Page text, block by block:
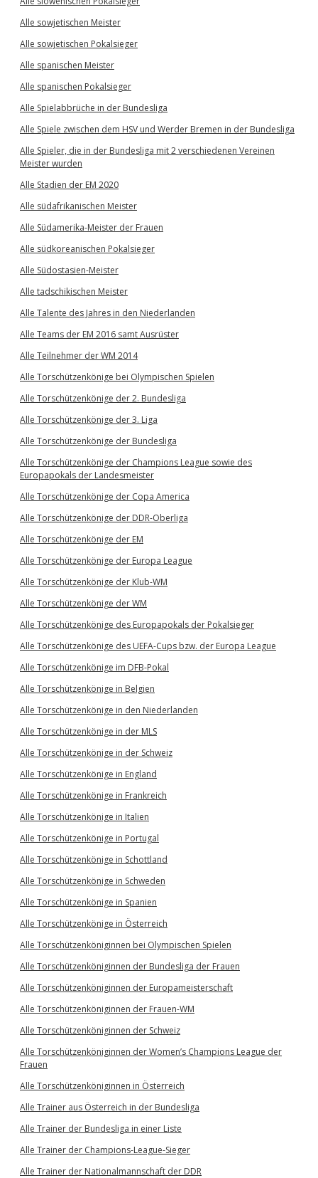
Alle sowjetischen Meister
Alle sowjetischen Pokalsieger
Alle spanischen Meister
Alle spanischen Pokalsieger
Alle Spielabbrüche in der Bundesliga
Alle Spiele zwischen dem HSV und Werder Bremen in der Bundesliga
Alle Spieler, die in der Bundesliga mit 2 verschiedenen Vereinen
Meister wurden
Alle Stadien der EM 2020
Alle südafrikanischen Meister
Alle Südamerika-Meister der Frauen
Alle südkoreanischen Pokalsieger
Alle Südostasien-Meister
Alle tadschikischen Meister
Alle Talente des Jahres in den Niederlanden
Alle Teams der EM 2016 samt Ausrüster
Alle Teilnehmer der WM 2014
Alle Torschützenkönige bei Olympischen Spielen
Alle Torschützenkönige der 2. Bundesliga
Alle Torschützenkönige der 3. Liga
Alle Torschützenkönige der Bundesliga
Alle Torschützenkönige der Champions League sowie des
Europapokals der Landesmeister
Alle Torschützenkönige der Copa America
Alle Torschützenkönige der DDR-Oberliga
Alle Torschützenkönige der EM
Alle Torschützenkönige der Europa League
Alle Torschützenkönige der Klub-WM
Alle Torschützenkönige der WM
Alle Torschützenkönige des Europapokals der Pokalsieger
Alle Torschützenkönige des UEFA-Cups bzw. der Europa League
Alle Torschützenkönige im DFB-Pokal
Alle Torschützenkönige in Belgien
Alle Torschützenkönige in den Niederlanden
Alle Torschützenkönige in der MLS
Alle Torschützenkönige in der Schweiz
Alle Torschützenkönige in England
Alle Torschützenkönige in Frankreich
Alle Torschützenkönige in Italien
Alle Torschützenkönige in Portugal
Alle Torschützenkönige in Schottland
Alle Torschützenkönige in Schweden
Alle Torschützenkönige in Spanien
Alle Torschützenkönige in Österreich
Alle Torschützenköniginnen bei Olympischen Spielen
Alle Torschützenköniginnen der Bundesliga der Frauen
Alle Torschützenköniginnen der Europameisterschaft
Alle Torschützenköniginnen der Frauen-WM
Alle Torschützenköniginnen der Schweiz
Alle Torschützenköniginnen der Women’s Champions League der
Frauen
Alle Torschützenköniginnen in Österreich
Alle Trainer aus Österreich in der Bundesliga
Alle Trainer der Bundesliga in einer Liste
Alle Trainer der Champions-League-Sieger
Alle Trainer der Nationalmannschaft der DDR